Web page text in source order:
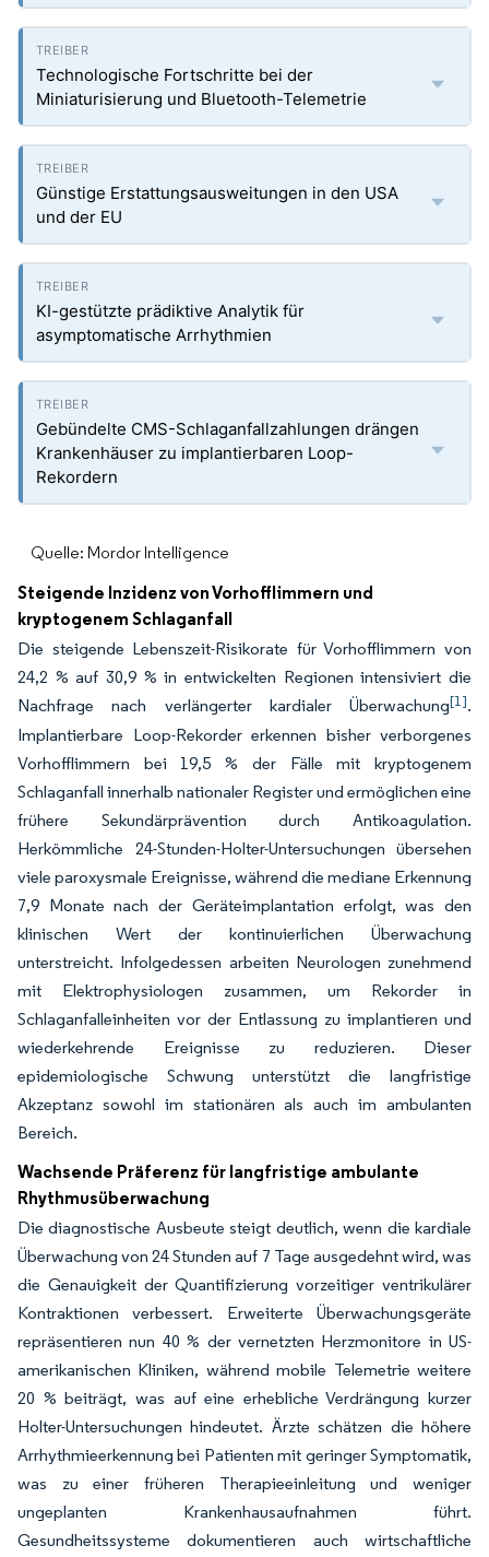
Technologische Fortschritte bei der
Miniaturisierung und Bluetooth-Telemetrie
Günstige Erstattungsausweitungen in den USA
und der EU
KI-gestützte prädiktive Analytik für
asymptomatische Arrhythmien
Gebündelte CMS-Schlaganfallzahlungen drängen
Krankenhäuser zu implantierbaren Loop-
Rekordern
Quelle: Mordor Intelligence
Steigende Inzidenz von Vorhofflimmern und
kryptogenem Schlaganfall
Die steigende Lebenszeit-Risikorate für Vorhofflimmern von
24,2 % auf 30,9 % in entwickelten Regionen intensiviert die
Nachfrage nach verlängerter kardialer Überwachung[1].
Implantierbare Loop-Rekorder erkennen bisher verborgenes
Vorhofflimmern bei 19,5 % der Fälle mit kryptogenem
Schlaganfall innerhalb nationaler Register und ermöglichen eine
frühere Sekundärprävention durch Antikoagulation.
Herkömmliche 24-Stunden-Holter-Untersuchungen übersehen
viele paroxysmale Ereignisse, während die mediane Erkennung
7,9 Monate nach der Geräteimplantation erfolgt, was den
klinischen Wert der kontinuierlichen Überwachung
unterstreicht. Infolgedessen arbeiten Neurologen zunehmend
mit Elektrophysiologen zusammen, um Rekorder in
Schlaganfalleinheiten vor der Entlassung zu implantieren und
wiederkehrende Ereignisse zu reduzieren. Dieser
epidemiologische Schwung unterstützt die langfristige
Akzeptanz sowohl im stationären als auch im ambulanten
Bereich.
Wachsende Präferenz für langfristige ambulante
Rhythmusüberwachung
Die diagnostische Ausbeute steigt deutlich, wenn die kardiale
Überwachung von 24 Stunden auf 7 Tage ausgedehnt wird, was
die Genauigkeit der Quantifizierung vorzeitiger ventrikulärer
Kontraktionen verbessert. Erweiterte Überwachungsgeräte
repräsentieren nun 40 % der vernetzten Herzmonitore in US-
amerikanischen Kliniken, während mobile Telemetrie weitere
20 % beiträgt, was auf eine erhebliche Verdrängung kurzer
Holter-Untersuchungen hindeutet. Ärzte schätzen die höhere
Arrhythmieerkennung bei Patienten mit geringer Symptomatik,
was zu einer früheren Therapieeinleitung und weniger
ungeplanten Krankenhausaufnahmen führt.
Gesundheitssysteme dokumentieren auch wirtschaftliche